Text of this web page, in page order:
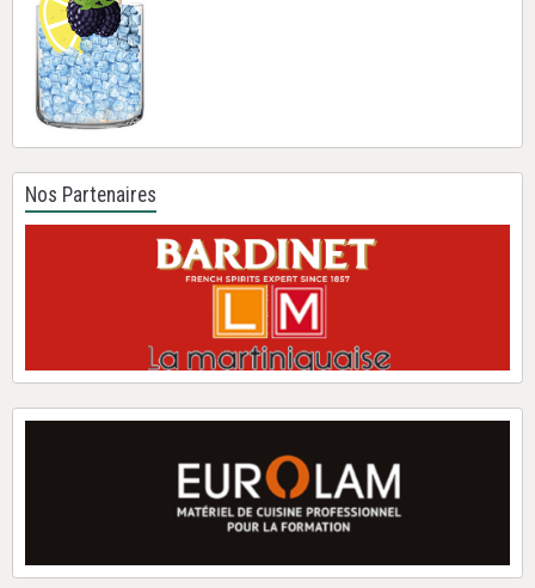
Nos Partenaires